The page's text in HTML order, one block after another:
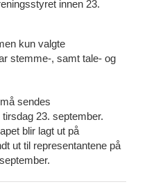
innen 23.
kun valgte
stemme-, samt tale- og
sendes
tirsdag 23. september.
blir lagt ut på
ut til representantene på